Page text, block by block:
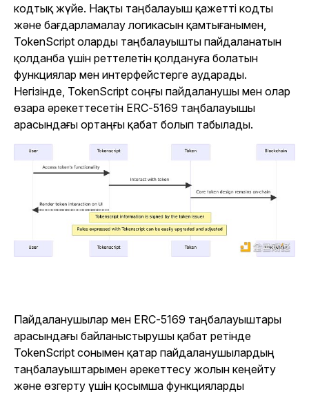
кодтық жүйе. Нақты таңбалауыш қажетті кодты
және бағдарламалау логикасын қамтығанымен,
TokenScript оларды таңбалауышты пайдаланатын
қолданба үшін реттелетін қолдануға болатын
функциялар мен интерфейстерге аударады.
Негізінде, TokenScript соңғы пайдаланушы мен олар
өзара әрекеттесетін ERC-5169 таңбалауышы
арасындағы ортаңғы қабат болып табылады.
Пайдаланушылар мен ERC-5169 таңбалауыштары
арасындағы байланыстырушы қабат ретінде
TokenScript сонымен қатар пайдаланушылардың
таңбалауыштарымен әрекеттесу жолын кеңейту
және өзгерту үшін қосымша функцияларды